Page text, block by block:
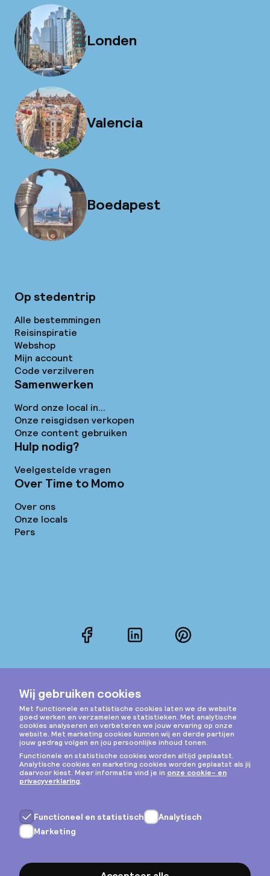
Londen
Valencia
Boedapest
Op stedentrip
Alle bestemmingen
Reisinspiratie
Webshop
Mijn account
Code verzilveren
Samenwerken
Word onze local in...
Onze reisgidsen verkopen
Onze content gebruiken
Hulp nodig?
Veelgestelde vragen
Over Time to Momo
Over ons
Onze locals
Pers
FacebookLinkedInPinterest
Instagram
Privacy & cookies
Algemene voorwaarden